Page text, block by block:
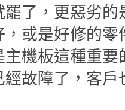
了，更惡劣
或是好修的
機板這種重
故障了，客戶